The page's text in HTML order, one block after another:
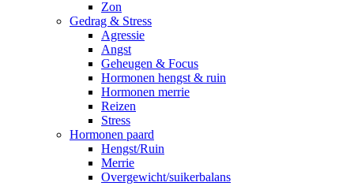
Zon
Gedrag & Stress
Agressie
Angst
Geheugen & Focus
Hormonen hengst & ruin
Hormonen merrie
Reizen
Stress
Hormonen paard
Hengst/Ruin
Merrie
Overgewicht/suikerbalans